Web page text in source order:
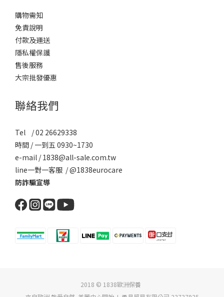
購物需知
免責說明
付款及運送
隱私權保護
售後服務
大宗批發優惠
聯絡我們
Tel / 02 26629338
時間 / 一到五 0930~1730
e-mail / 1838@all-sale.com.tw
line一對一客服 / @1838eurocare
防詐騙宣導
2018 © 1838歐洲保養